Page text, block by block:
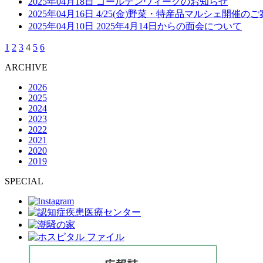
2025年04月16日 4/25(金)野菜・特産品マルシェ開催のご
2025年04月10日 2025年4月14日からの面会について
1 2 3 4 5 6
ARCHIVE
2026
2025
2024
2023
2022
2021
2020
2019
SPECIAL